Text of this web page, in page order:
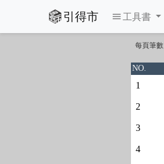
引得市 工具書
每頁筆數
NO.
1
2
3
4